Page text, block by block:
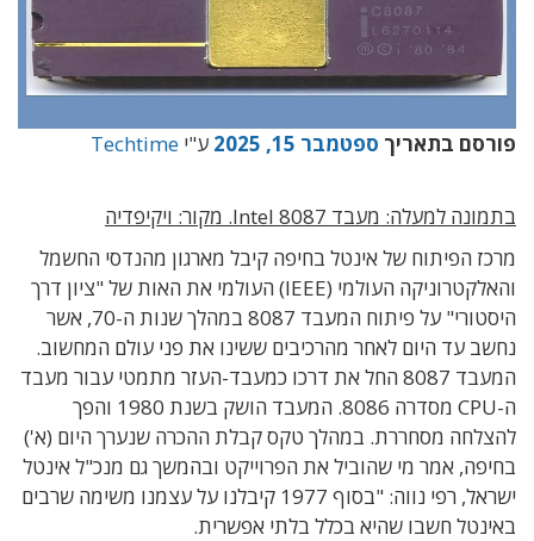
פורסם בתאריך ספטמבר 15, 2025 ע"י Techtime
בתמונה למעלה: מעבד Intel 8087. מקור: ויקיפדיה
מרכז הפיתוח של אינטל בחיפה קיבל מארגון מהנדסי החשמל
והאלקטרוניקה העולמי (IEEE) העולמי את האות של"ציון דרך
היסטורי" על פיתוח המעבד
8087 במהלך שנות ה-70, אשר
נחשב עד היום לאחר מהרכיבים ששינו את פני עולם המחשוב.
המעבד 8087 החל את דרכו כמעבד-העזר מתמטי עבור מעבד
ה-CPU מסדרה 8086. המעבד הושק בשנת 1980 והפך
להצלחה מסחררת. במהלך טקס קבלת ההכרה שנערך היום (א')
בחיפה, אמר מי שהוביל את הפרוייקט ובהמשך גם מנכ"ל אינטל
ישראל, רפי נווה: "בסוף 1977 קיבלנו על עצמנו משימה שרבים
באינטל חשבו שהיא בכלל בלתי אפשרית.